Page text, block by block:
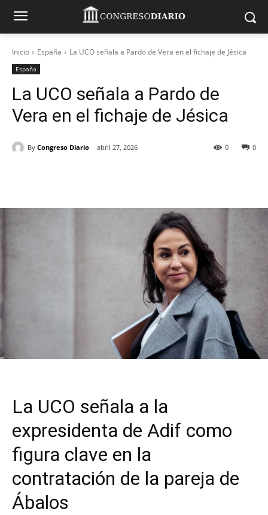
Inicio España La UCO señala a Pardo de Vera en el fichaje de Jésica
España
La UCO señala a Pardo de
Vera en el fichaje de Jésica
By Congreso Diario abril 27, 2026 0
0
La UCO señala a la
expresidenta de Adif como
figura clave en la
contratación de la pareja de
Ábalos